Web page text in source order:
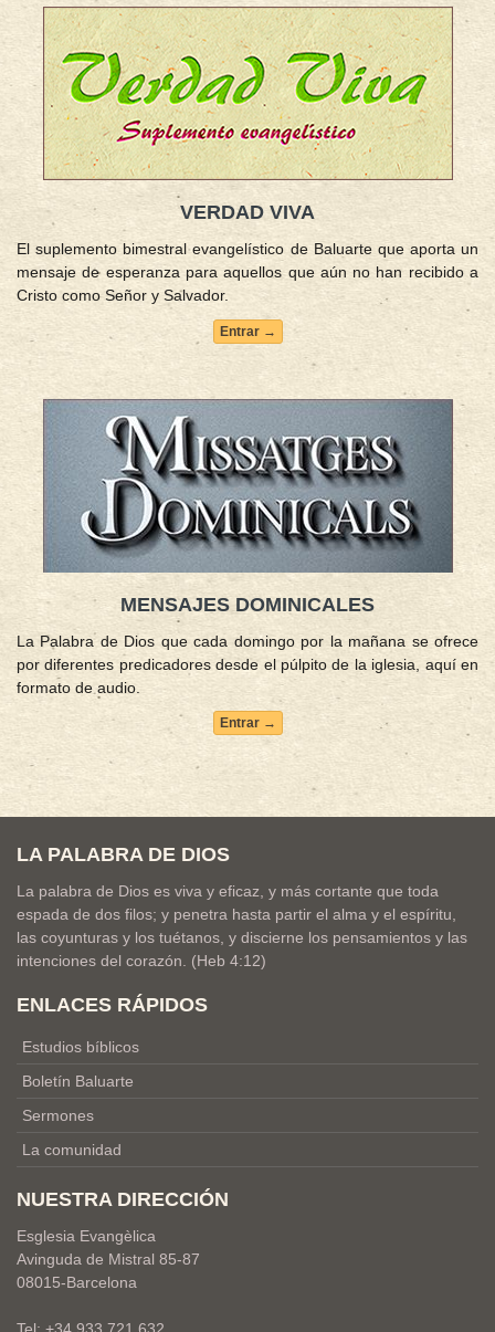
VERDAD VIVA
El suplemento bimestral evangelístico de Baluarte que aporta un
mensaje de esperanza para aquellos que aún no han recibido a
Cristo como Señor y Salvador.
Entrar →
MENSAJES DOMINICALES
La Palabra de Dios que cada domingo por la mañana se ofrece
por diferentes predicadores desde el púlpito de la iglesia, aquí en
formato de audio.
Entrar →
LA PALABRA DE DIOS
La palabra de Dios es viva y eficaz, y más cortante que toda
espada de dos filos; y penetra hasta partir el alma y el espíritu,
las coyunturas y los tuétanos, y discierne los pensamientos y las
intenciones del corazón. (Heb 4:12)
ENLACES RÁPIDOS
Estudios bíblicos
Boletín Baluarte
Sermones
La comunidad
NUESTRA DIRECCIÓN
Esglesia Evangèlica
Avinguda de Mistral 85-87
08015-Barcelona